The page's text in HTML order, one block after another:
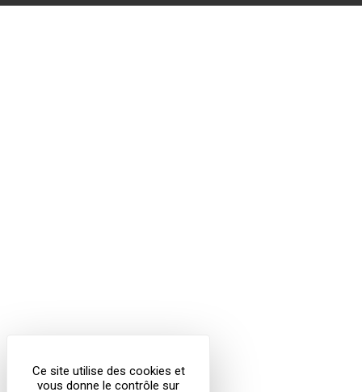
Ce site utilise des cookies et
vous donne le contrôle sur